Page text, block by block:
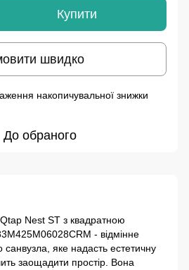
Купити
швидко
накопичувальної знижки
До обраного
Qtap Nest ST з квадратною
- відмінне
санвузла, яке надасть естетичну
заощадити простір. Вона